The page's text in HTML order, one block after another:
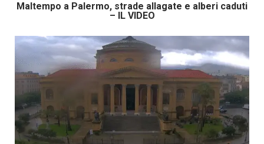
Maltempo a Palermo, strade allagate e alberi caduti
– IL VIDEO